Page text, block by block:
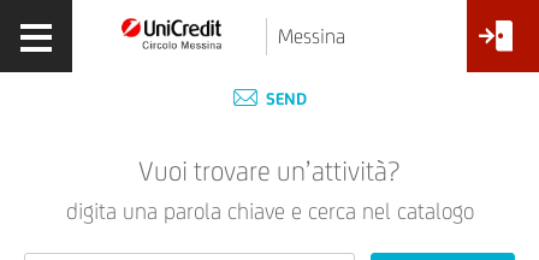
Messina
SEND
Vuoi trovare un’attività?
digita una parola chiave e cerca nel catalogo